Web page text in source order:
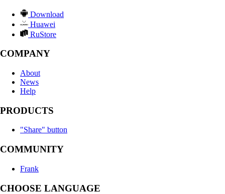
Download
Huawei
RuStore
COMPANY
About
News
Help
PRODUCTS
"Share" button
COMMUNITY
Frank
CHOOSE LANGUAGE